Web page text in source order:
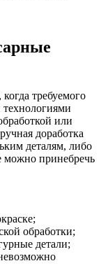
требуемого
технологиями
или
доработка
деталям, либо
можно принебречь
обработки;
детали;